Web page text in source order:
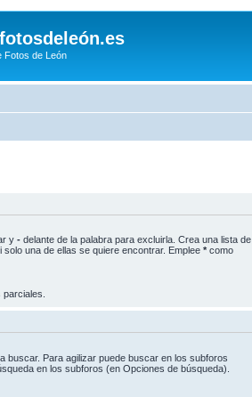
Fotos de León
y - delante de la palabra para excluirla. Crea una lista de
una de ellas se quiere encontrar. Emplee * como
buscar. Para agilizar puede buscar en los subforos
en los subforos (en Opciones de búsqueda).